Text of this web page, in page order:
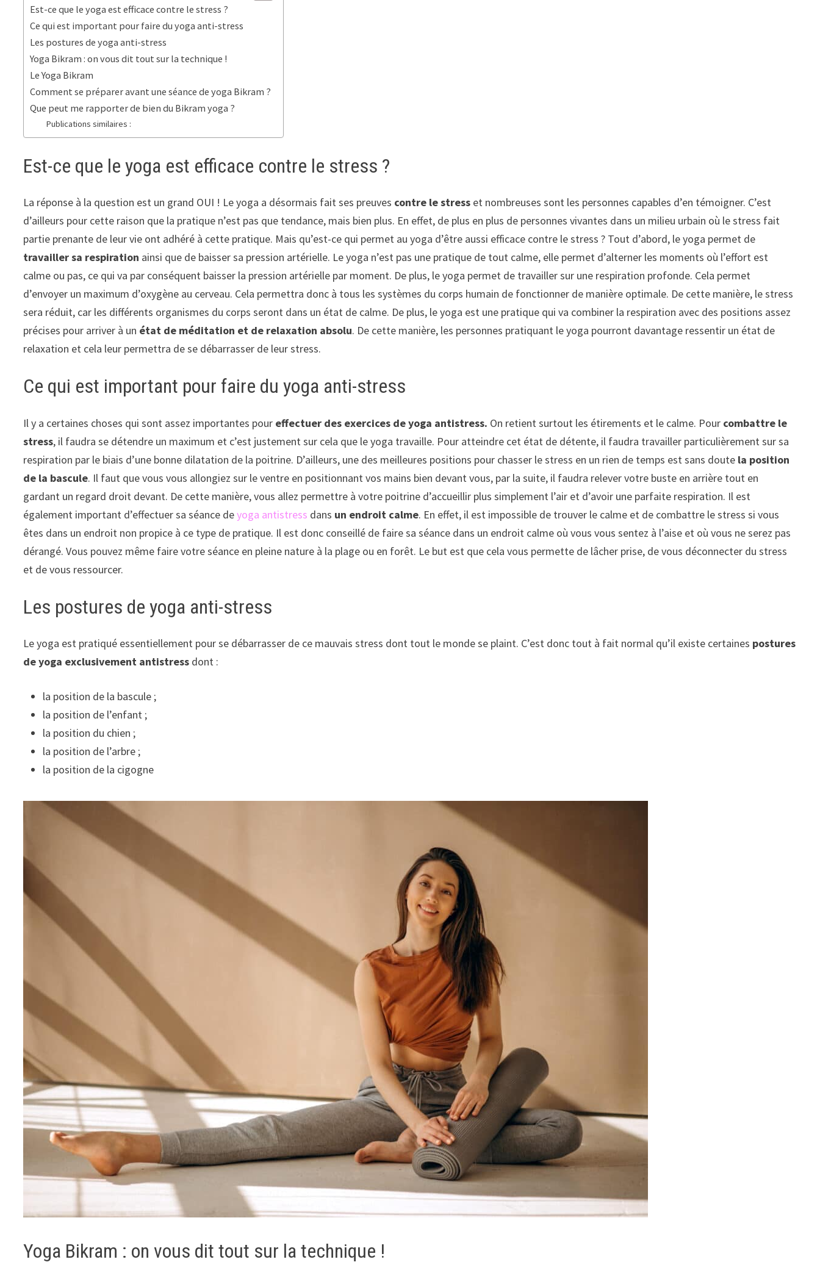
Est-ce que le yoga est efficace contre le stress ?
Ce qui est important pour faire du yoga anti-stress
Les postures de yoga anti-stress
Yoga Bikram : on vous dit tout sur la technique !
Le Yoga Bikram
Comment se préparer avant une séance de yoga Bikram ?
Que peut me rapporter de bien du Bikram yoga ?
Publications similaires :
Est-ce que le yoga est efficace contre le stress ?
La réponse à la question est un grand OUI ! Le yoga a désormais fait ses preuves contre le stress et nombreuses sont les personnes capables d’en témoigner. C’est
d’ailleurs pour cette raison que la pratique n’est pas que tendance, mais bien plus. En effet, de plus en plus de personnes vivantes dans un milieu urbain où le stress fait
partie prenante de leur vie ont adhéré à cette pratique. Mais qu’est-ce qui permet au yoga d’être aussi efficace contre le stress ? Tout d’abord, le yoga permet de
travailler sa respiration ainsi que de baisser sa pression artérielle. Le yoga n’est pas une pratique de tout calme, elle permet d’alterner les moments où l’effort est
calme ou pas, ce qui va par conséquent baisser la pression artérielle par moment. De plus, le yoga permet de travailler sur une respiration profonde. Cela permet
d’envoyer un maximum d’oxygène au cerveau. Cela permettra donc à tous les systèmes du corps humain de fonctionner de manière optimale. De cette manière, le stress
sera réduit, car les différents organismes du corps seront dans un état de calme. De plus, le yoga est une pratique qui va combiner la respiration avec des positions assez
précises pour arriver à un état de méditation et de relaxation absolu. De cette manière, les personnes pratiquant le yoga pourront davantage ressentir un état de
relaxation et cela leur permettra de se débarrasser de leur stress.
Ce qui est important pour faire du yoga anti-stress
Il y a certaines choses qui sont assez importantes pour effectuer des exercices de yoga antistress. On retient surtout les étirements et le calme. Pour combattre le
stress, il faudra se détendre un maximum et c’est justement sur cela que le yoga travaille. Pour atteindre cet état de détente, il faudra travailler particulièrement sur sa
respiration par le biais d’une bonne dilatation de la poitrine. D’ailleurs, une des meilleures positions pour chasser le stress en un rien de temps est sans doute la position
de la bascule. Il faut que vous vous allongiez sur le ventre en positionnant vos mains bien devant vous, par la suite, il faudra relever votre buste en arrière tout en
gardant un regard droit devant. De cette manière, vous allez permettre à votre poitrine d’accueillir plus simplement l’air et d’avoir une parfaite respiration. Il est
également important d’effectuer sa séance deyoga antistress dans un endroit calme. En effet, il est impossible de trouver le calme et de combattre le stress si vous
êtes dans un endroit non propice à ce type de pratique. Il est donc conseillé de faire sa séance dans un endroit calme où vous vous sentez à l’aise et où vous ne serez pas
dérangé. Vous pouvez même faire votre séance en pleine nature à la plage ou en forêt. Le but est que cela vous permette de lâcher prise, de vous déconnecter du stress
et de vous ressourcer.
Les postures de yoga anti-stress
Le yoga est pratiqué essentiellement pour se débarrasser de ce mauvais stress dont tout le monde se plaint. C’est donc tout à fait normal qu’il existe certaines postures
de yoga exclusivement antistress dont :
la position de la bascule ;
la position de l’enfant ;
la position du chien ;
la position de l’arbre ;
la position de la cigogne
Yoga Bikram : on vous dit tout sur la technique !